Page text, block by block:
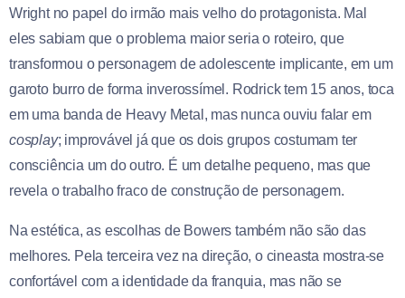
Wright no papel do irmão mais velho do protagonista. Mal
eles sabiam que o problema maior seria o roteiro, que
transformou o personagem de adolescente implicante, em um
garoto burro de forma inverossímel. Rodrick tem 15 anos, toca
em uma banda de Heavy Metal, mas nunca ouviu falar em
cosplay; improvável já que os dois grupos costumam ter
consciência um do outro. É um detalhe pequeno, mas que
revela o trabalho fraco de construção de personagem.
Na estética, as escolhas de Bowers também não são das
melhores. Pela terceira vez na direção, o cineasta mostra-se
confortável com a identidade da franquia, mas não se